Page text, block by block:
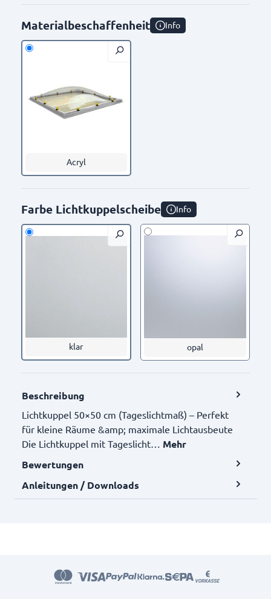
Materialbeschaffenheit Info
Acryl
Farbe Lichtkuppelscheibe Info
klar opal
Beschreibung
Lichtkuppel 50×50 cm (Tageslichtmaß) – Perfekt
für kleine Räume &amp; maximale Lichtausbeute
Die Lichtkuppel mit Tageslicht… Mehr
Bewertungen
Anleitungen / Downloads